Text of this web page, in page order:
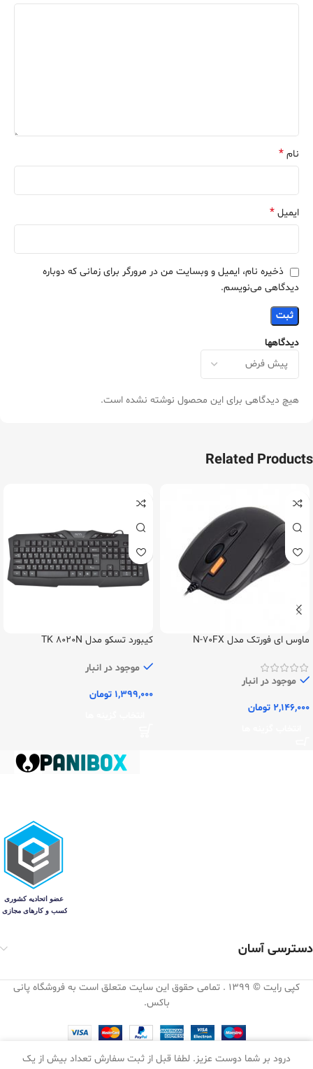
دیدگاهها
هیچ دیدگاهی برای این محصول نوشته نشده است.
نام *
ایمیل *
ذخیره نام، ایمیل و وبسایت من در مرورگر برای زمانی که دوباره
دیدگاهی می‌نویسم.
Related Products
ماوس ای فورتک مدل N-70FX
موجود در انبار
2,146,000 تومان
کیبورد تسکو مدل TK 8020N
موجود در انبار
1,399,000 تومان
دسترسی آسان
کپی رایت © 1399 . تمامی حقوق این سایت متعلق است به فروشگاه پانی
باکس.
درود بر شما دوست عزیز. لطفا قبل از ثبت سفارش تعداد بیش از یک